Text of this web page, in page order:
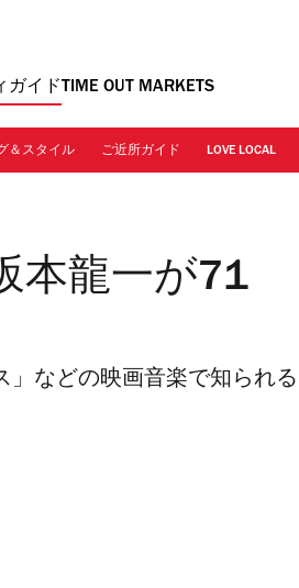
ガイド TIME OUT MARKETS
＆スタイル ご近所ガイド LOVE LOCAL
本龍一が71
」などの映画音楽で知られる